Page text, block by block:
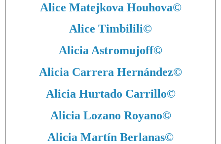
Alice Matejkova Houhova©
Alice Timbilili©
Alicia Astromujoff©
Alicia Carrera Hernández©
Alicia Hurtado Carrillo©
Alicia Lozano Royano©
Alicia Martín Berlanas©